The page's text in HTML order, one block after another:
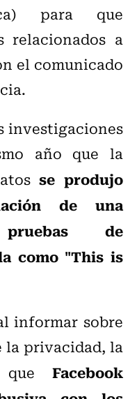
para que
relacionados a
el comunicado
investigaciones
año que la
se produjo
de una
de
como "This is
informar sobre
la privacidad, la
Facebook